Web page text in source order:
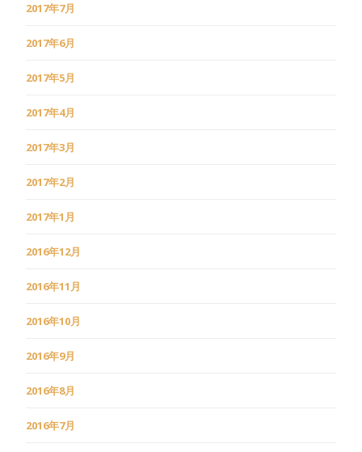
2017年7月
2017年6月
2017年5月
2017年4月
2017年3月
2017年2月
2017年1月
2016年12月
2016年11月
2016年10月
2016年9月
2016年8月
2016年7月